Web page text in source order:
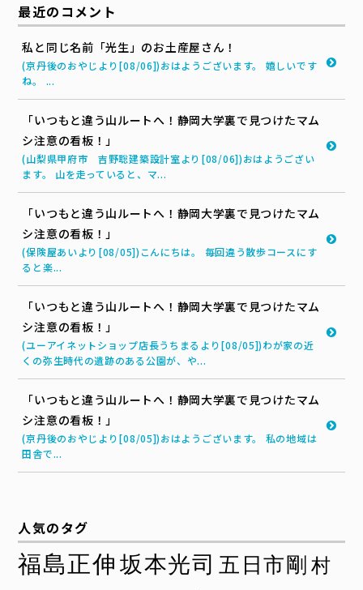
最近のコメント
私と同じ名前「光生」のお土産屋さん！
(京丹後のおやじより[08/06])おはようございます。 嬉しいです
ね。 ...
「いつもと違う山ルートへ！静岡大学裏で見つけたマム
シ注意の看板！」
(山梨県甲府市 吉野聡建築設計室より[08/06])おはようござい
ます。 山を走っていると、マ...
「いつもと違う山ルートへ！静岡大学裏で見つけたマム
シ注意の看板！」
(保険屋あいより[08/05])こんにちは。 毎回違う散歩コースにす
ると楽...
「いつもと違う山ルートへ！静岡大学裏で見つけたマム
シ注意の看板！」
(ユーアイネットショップ店長うちまるより[08/05])わが家の近
くの弥生時代の遺跡のある公園が、や...
「いつもと違う山ルートへ！静岡大学裏で見つけたマム
シ注意の看板！」
(京丹後のおやじより[08/05])おはようございます。 私の地域は
田舎で...
人気のタグ
福島正伸 坂本光司 五日市剛 村